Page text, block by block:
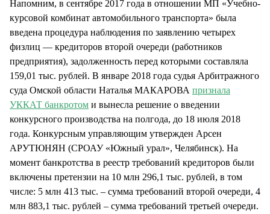
Напомним, в сентябре 2017 года в отношении МП «Учебно-
курсовой комбинат автомобильного транспорта» была
введена процедура наблюдения по заявлению четырех
физлиц — кредиторов второй очереди (работников
предприятия), задолженность перед которыми составляла
159,01 тыс. рублей. В январе 2018 года судья Арбитражного
суда Омской области Наталья МАКАРОВА признала
УККАТ банкротом и вынесла решение о введении
конкурсного производства на полгода, до 18 июля 2018
года. Конкурсным управляющим утвержден Арсен
АРУТЮНЯН (СРОАУ «Южный урал», Челябинск). На
момент банкротства в реестр требований кредиторов были
включены претензии на 10 млн 296,1 тыс. рублей, в том
числе: 5 млн 413 тыс. – сумма требований второй очереди, 4
млн 883,1 тыс. рублей – сумма требований третьей очереди.